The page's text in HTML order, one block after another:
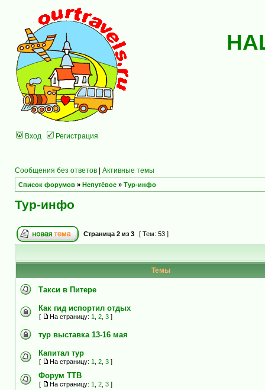
Вход Регистрация
Сообщения без ответов | Активные темы
Список форумов » Непутёвое » Тур-инфо
Тур-инфо
Страница 2 из 3 [ Тем: 53 ]
Темы
Такси в Питере
Как гид испортил отдых
[ На страницу: 1 2 3 ]
тур выставка 13-16 мая
Капитал тур
[ На страницу: 1 2 3 ]
Форум ТТВ
[ На страницу: 1 2 3 ]